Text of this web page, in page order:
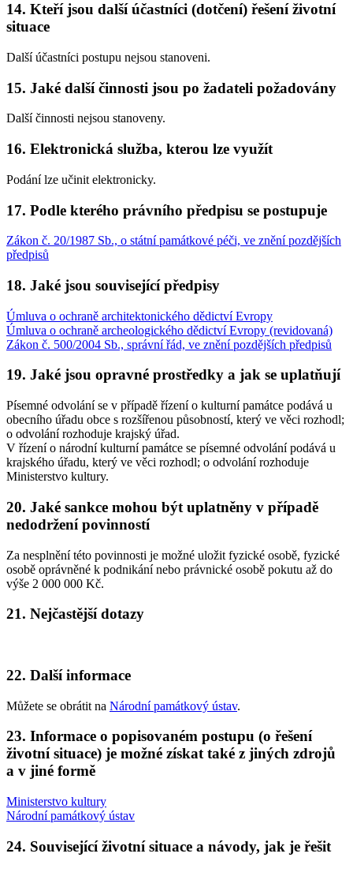
14. Kteří jsou další účastníci (dotčení) řešení životní
situace
Další účastníci postupu nejsou stanoveni.
15. Jaké další činnosti jsou po žadateli požadovány
Další činnosti nejsou stanoveny.
16. Elektronická služba, kterou lze využít
Podání lze učinit elektronicky.
17. Podle kterého právního předpisu se postupuje
Zákon č. 20/1987 Sb., o státní památkové péči, ve znění pozdějších
předpisů
18. Jaké jsou související předpisy
Úmluva o ochraně architektonického dědictví Evropy
Úmluva o ochraně archeologického dědictví Evropy (revidovaná)
Zákon č. 500/2004 Sb., správní řád, ve znění pozdějších předpisů
19. Jaké jsou opravné prostředky a jak se uplatňují
Písemné odvolání se v případě řízení o kulturní památce podává u
obecního úřadu obce s rozšířenou působností, který ve věci rozhodl;
o odvolání rozhoduje krajský úřad.
V řízení o národní kulturní památce se písemné odvolání podává u
krajského úřadu, který ve věci rozhodl; o odvolání rozhoduje
Ministerstvo kultury.
20. Jaké sankce mohou být uplatněny v případě
nedodržení povinností
Za nesplnění této povinnosti je možné uložit fyzické osobě, fyzické
osobě oprávněné k podnikání nebo právnické osobě pokutu až do
výše 2 000 000 Kč.
21. Nejčastější dotazy
22. Další informace
Můžete se obrátit na Národní památkový ústav.
23. Informace o popisovaném postupu (o řešení
životní situace) je možné získat také z jiných zdrojů
a v jiné formě
Ministerstvo kultury
Národní památkový ústav
24. Související životní situace a návody, jak je řešit